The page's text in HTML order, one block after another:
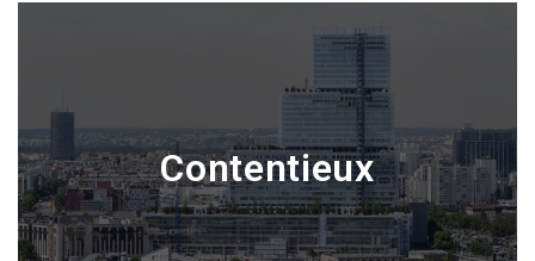
Contentieux